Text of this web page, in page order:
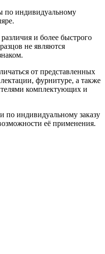
по индивидуальному
и более быстрого
не являются
от представленных
фурнитуре, а также
комплектующих и
по индивидуальному заказу
её применения.